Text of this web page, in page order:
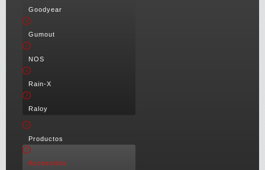
Goodyear
Gumout
NOS
Rain-X
Raloy
Productos
Accesorios